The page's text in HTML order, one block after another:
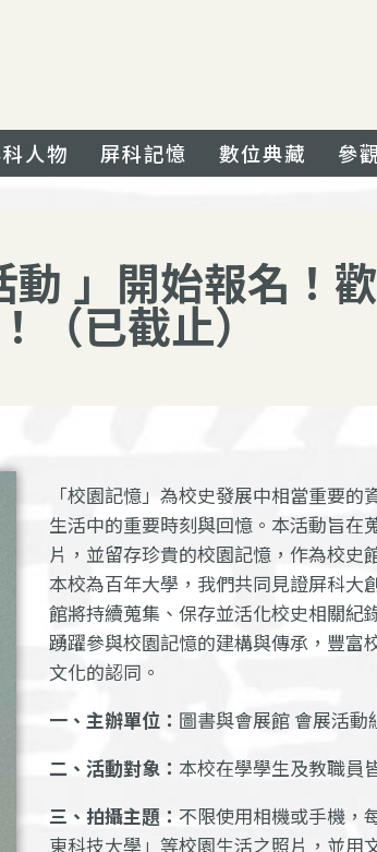
人物 屏科記憶 數位典藏 參
」開始報名！
（已截止）
「校園記憶」為校史發展中相當重要
生活中的重要時刻與回憶。本活動旨在
片，並留存珍貴的校園記憶，作為校史
本校為百年大學，我們共同見證屏科大
館將持續蒐集、保存並活化校史相關紀
踴躍參與校園記憶的建構與傳承，豐富
文化的認同。
一、主辦單位： 圖書與會展館 會展活動
二、活動對象： 本校在學學生及教職員
三、拍攝主題： 不限使用相機或手機，
東科技大學」等校園生活之照片，並用